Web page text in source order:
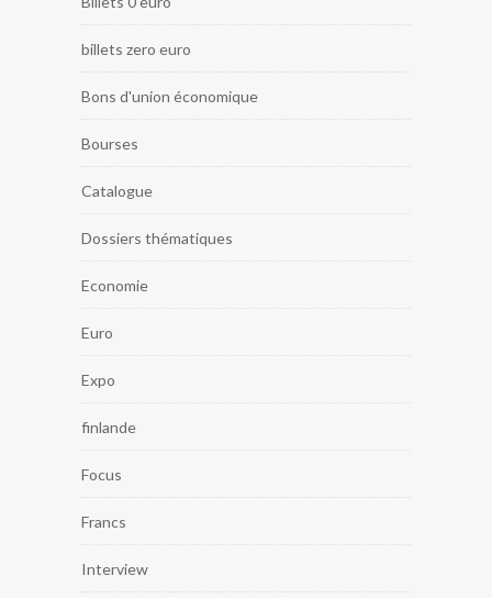
billets zero euro
Bons d'union économique
Bourses
Catalogue
Dossiers thématiques
Economie
Euro
Expo
finlande
Focus
Francs
Interview